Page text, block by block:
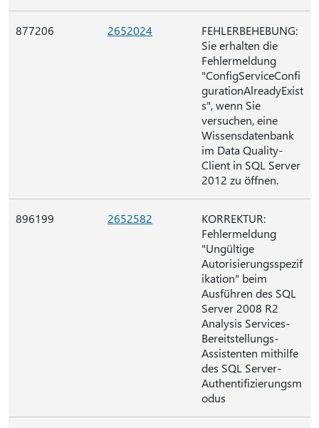
877206 2652024
FEHLERBEHEBUNG:
Sie erhalten die
Fehlermeldung
"ConfigServiceConfi
gurationAlreadyExist
s", wenn Sie
versuchen, eine
Wissensdatenbank
im Data Quality-
Client in SQL Server
2012 zu öffnen.
896199 2652582
KORREKTUR:
Fehlermeldung
"Ungültige
Autorisierungsspezif
ikation" beim
Ausführen des SQL
Server 2008 R2
Analysis Services-
Bereitstellungs-
Assistenten mithilfe
des SQL Server-
Authentifizierungsm
odus